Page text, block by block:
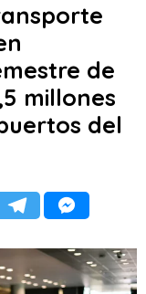
de
millones
del